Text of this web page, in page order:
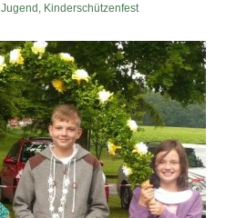
Jugend Kinderschützenfest